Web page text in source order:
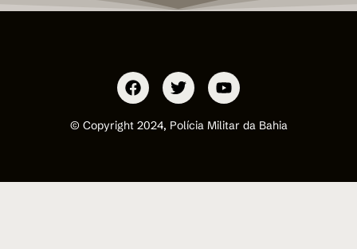
© Copyright 2024, Polícia Militar da Bahia